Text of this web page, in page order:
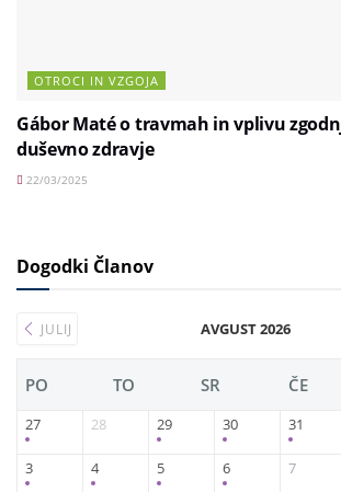
OTROCI IN VZGOJA
Gábor Maté o travmah in vplivu
duševno zdravje
22/03/2025
Dogodki Članov
JULIJ AVGUST 2026
PO TO SR ČE
27 28 29 30 31
3 4 5 6 7